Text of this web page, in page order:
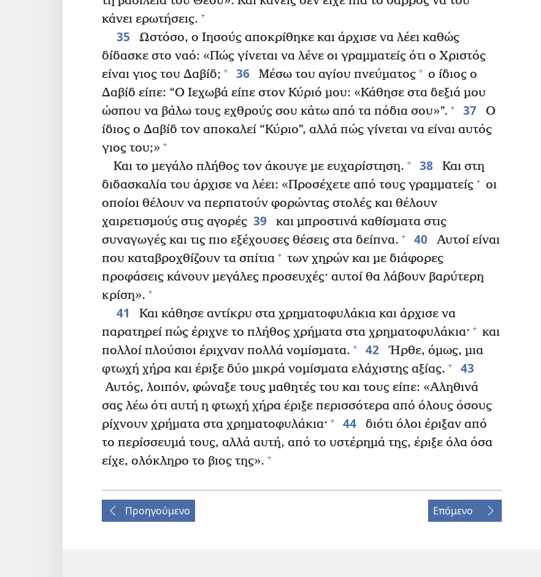
κάνει ερωτήσεις. +
35
Ωστόσο, ο Ιησούς αποκρίθηκε και άρχισε να λέει καθώς
δίδασκε στο ναό: «Πώς γίνεται να λένε οι γραμματείς ότι ο Χριστός
είναι γιος του Δαβίδ; + 36 Μέσω του αγίου πνεύματος + ο ίδιος ο
Δαβίδ είπε: “Ο Ιεχωβά είπε στον Κύριό μου: «Κάθησε στα δεξιά μου
ώσπου να βάλω τους εχθρούς σου κάτω από τα πόδια σου»”. + 37
Ο
ίδιος ο Δαβίδ τον αποκαλεί “Κύριο”, αλλά πώς γίνεται να είναι αυτός
γιος του;» +
Και το μεγάλο πλήθος τον άκουγε με ευχαρίστηση. + 38
Και στη
διδασκαλία του άρχισε να λέει: «Προσέχετε από τους γραμματείς + οι
οποίοι θέλουν να περπατούν φορώντας στολές και θέλουν
χαιρετισμούς στις αγορές 39
και μπροστινά καθίσματα στις
συναγωγές και τις πιο εξέχουσες θέσεις στα δείπνα. + 40
Αυτοί είναι
που καταβροχθίζουν τα σπίτια + των χηρών και με διάφορες
προφάσεις κάνουν μεγάλες προσευχές· αυτοί θα λάβουν βαρύτερη
κρίση». +
41
Και κάθησε αντίκρυ στα χρηματοφυλάκια και άρχισε να
παρατηρεί πώς έριχνε το πλήθος χρήματα στα χρηματοφυλάκια· + και
πολλοί πλούσιοι έριχναν πολλά νομίσματα. + 42
Ήρθε, όμως, μια
φτωχή χήρα και έριξε δύο μικρά νομίσματα ελάχιστης αξίας. + 43
Αυτός, λοιπόν, φώναξε τους μαθητές του και τους είπε: «Αληθινά
σας λέω ότι αυτή η φτωχή χήρα έριξε περισσότερα από όλους όσους
ρίχνουν χρήματα στα χρηματοφυλάκια· + 44
διότι όλοι έριξαν από
το περίσσευμά τους, αλλά αυτή, από το υστέρημά της, έριξε όλα όσα
είχε, ολόκληρο το βιος της». +
Προηγούμενο Επόμενο